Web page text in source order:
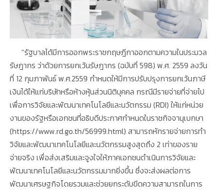
“รัฐบาลได้มีการออกพระราชกฤษฎีกาออกตามความในประมวล
รัษฎากร ว่าด้วยการยกเว้นรัษฎากร (ฉบับที่ 598) พ.ศ. 2559 ลงวัน
ที่ 12 กุมภาพันธ์ พ.ศ.2559 กำหนดให้มีการปรับปรุงการยกเว้นภาษี
เงินได้ให้แก่บริษัทหรือห้างหุ้นส่วนนิติบุคคล กรณีมีรายจ่ายที่จ่ายไป
เพื่อการวิจัยและพัฒนาเทคโนโลยีและนวัตกรรม (RDI) ให้แก่หน่วย
งานของรัฐหรือเอกชนที่อธิบดีประกาศกำหนดในราชกิจจานุเบกษา
(https://www.rd.go.th/56999.html) สามารถหักรายจ่ายการทำ
วิจัยและพัฒนาเทคโนโลยีและนวัตกรรมสูงสุดถึง 2 เท่าของราย
จ่ายจริง เพื่อส่งเสริมและจูงใจให้ภาคเอกชนดำเนินการวิจัยและ
พัฒนาเทคโนโลยีและนวัตกรรมมากยิ่งขึ้น ซึ่งจะส่งผลต่อการ
พัฒนาเศรษฐกิจโดยรวมและช่วยยกระดับขีดความสามารถในการ